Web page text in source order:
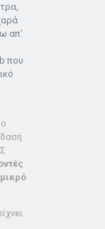
απ’
που